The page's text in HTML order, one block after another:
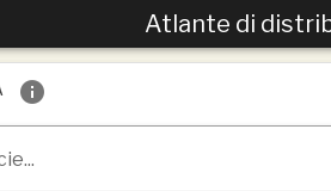
Atlante di